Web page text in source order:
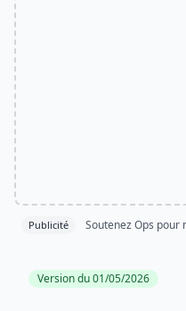
Publicité Soutenez Ops pour
Version du 01/05/2026